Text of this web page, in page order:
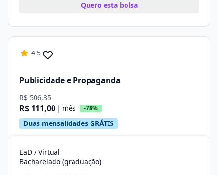
Quero esta bolsa
4.5
Publicidade e Propaganda
R$ 506,35
R$ 111,00 | mês -78%
Duas mensalidades GRÁTIS
EaD / Virtual
Bacharelado (graduação)